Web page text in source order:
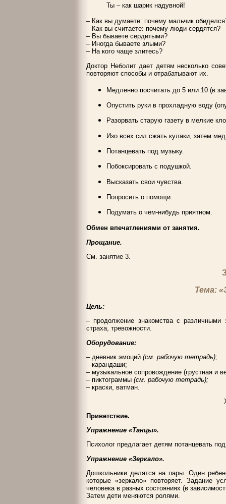
Ты – как шарик надувной!
– Как вы думаете: почему мальчик
– Как вы считаете: почему люди сердятся?
– Вы бываете сердитыми?
– Иногда бываете злыми?
– На кого чаще злитесь?
Доктор Неболит дает детям несколько
повторяют способы и отрабатывают их.
Медленно посчитать до 5 или 10 (в
Опустить руки в прохладную воду
Разорвать старую газету в мелкие
Изо всех сил сжать кулаки, затем
Потанцевать под музыку.
Побоксировать с подушкой.
Высказать свои чувства.
Попросить о помощи.
Подумать о чем-нибудь приятном.
Обмен впечатлениями от занятия.
Прощание.
См. занятие 3.
Тема:
Цель:
– продолжение знакомства с различными
страха, тревожности.
Оборудование:
– дневник эмоций (см. рабочую тетрадь);
– карандаши;
– музыкальное сопровождение (грустная и
– пиктограммы (см. рабочую тетрадь);
– краски, ватман.
Приветствие.
Упражнение «Танцы».
Психолог предлагает детям потанцевать
Упражнение «Зеркало».
Дошкольники делятся на пары. Один
которые «зеркало» повторяет. Задание
человека в разных состояниях (в
Затем дети меняются ролями.